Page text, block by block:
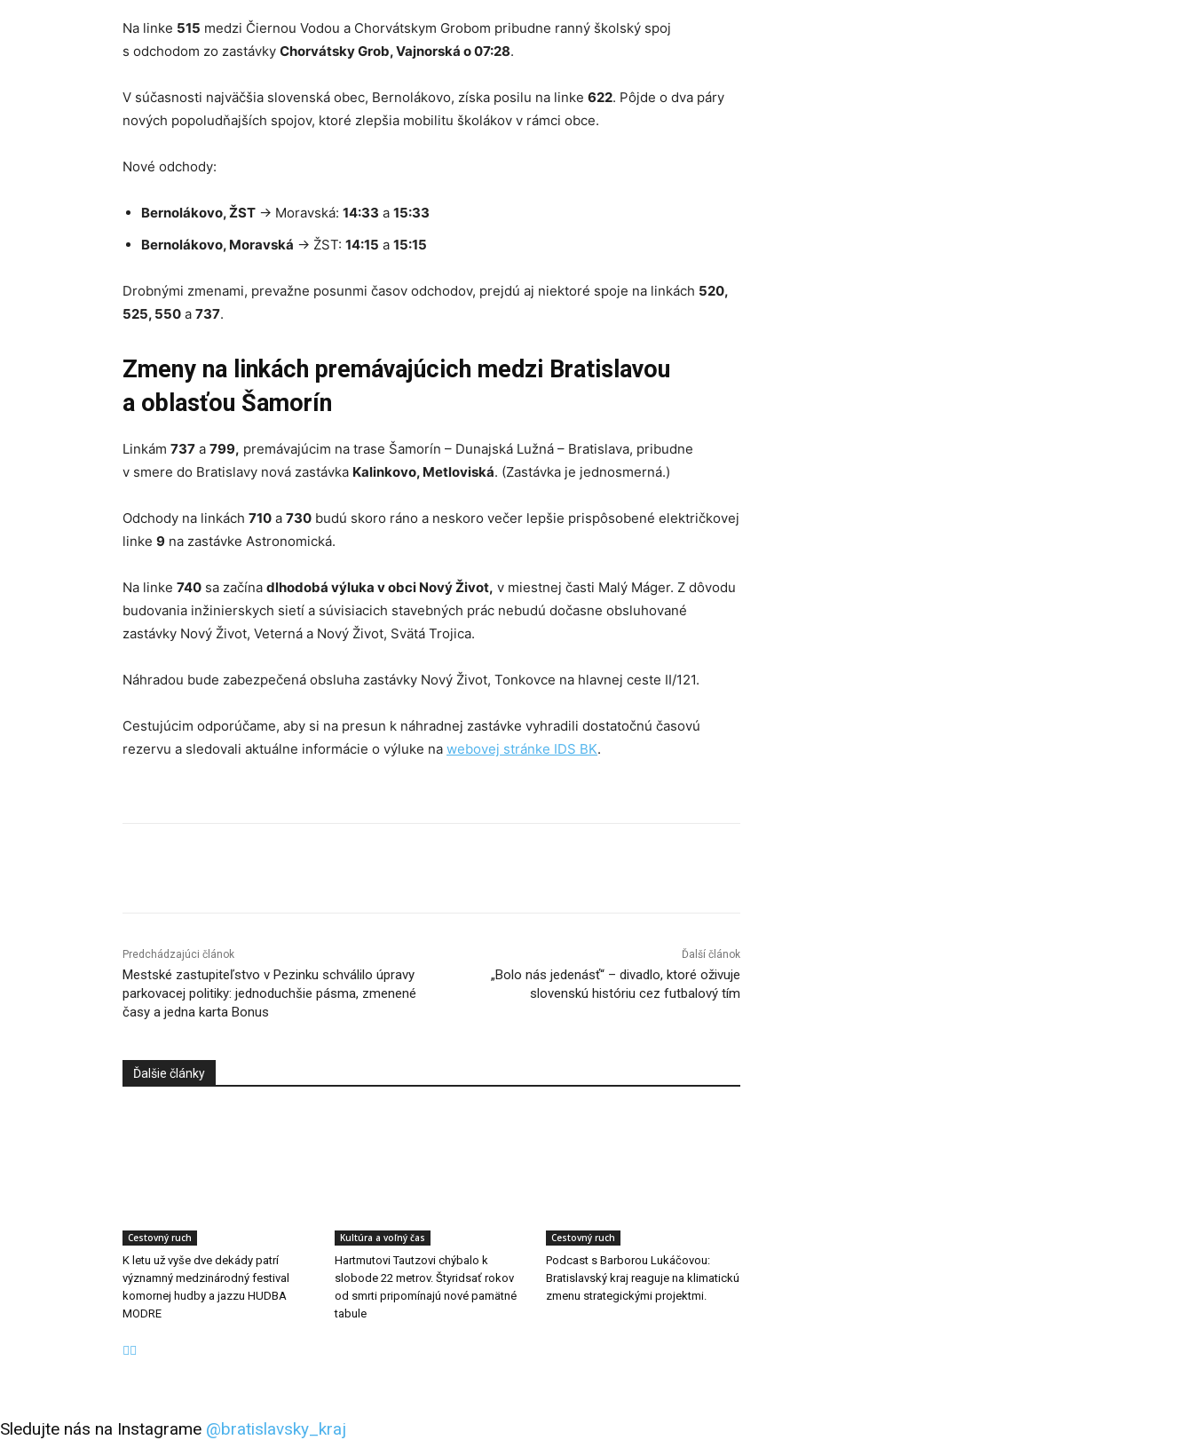
Na linke 515 medzi Čiernou Vodou a Chorvátskym Grobom pribudne ranný školský spoj
s odchodom zo zastávky Chorvátsky Grob, Vajnorská o 07:28.
V súčasnosti najväčšia slovenská obec, Bernolákovo, získa posilu na linke 622. Pôjde o dva páry
nových popoludňajších spojov, ktoré zlepšia mobilitu školákov v rámci obce.
Nové odchody:
Bernolákovo, ŽST → Moravská: 14:33 a 15:33
Bernolákovo, Moravská → ŽST: 14:15 a 15:15
Drobnými zmenami, prevažne posunmi časov odchodov, prejdú aj niektoré spoje na linkách 520,
525, 550 a 737.
Zmeny na linkách premávajúcich medzi Bratislavou
a oblasťou Šamorín
Linkám 737 a 799, premávajúcim na trase Šamorín – Dunajská Lužná – Bratislava, pribudne
v smere do Bratislavy nová zastávka Kalinkovo, Metloviská. (Zastávka je jednosmerná.)
Odchody na linkách 710 a 730 budú skoro ráno a neskoro večer lepšie prispôsobené električkovej
linke 9 na zastávke Astronomická.
Na linke 740 sa začína dlhodobá výluka v obci Nový Život, v miestnej časti Malý Máger. Z dôvodu
budovania inžinierskych sietí a súvisiacich stavebných prác nebudú dočasne obsluhované
zastávky Nový Život, Veterná a Nový Život, Svätá Trojica.
Náhradou bude zabezpečená obsluha zastávky Nový Život, Tonkovce na hlavnej ceste II/121.
Cestujúcim odporúčame, aby si na presun k náhradnej zastávke vyhradili dostatočnú časovú
rezervu a sledovali aktuálne informácie o výluke na webovej stránke IDS BK.
Predchádzajúci článok
Mestské zastupiteľstvo v Pezinku schválilo úpravy
parkovacej politiky: jednoduchšie pásma, zmenené
časy a jedna karta Bonus
Ďalší článok
„Bolo nás jedenásť“ – divadlo, ktoré oživuje
slovenskú históriu cez futbalový tím
Ďalšie články
Cestovný ruch
K letu už vyše dve dekády patrí
významný medzinárodný festival
komornej hudby a jazzu HUDBA
MODRE
Kultúra a voľný čas
Hartmutovi Tautzovi chýbalo k
slobode 22 metrov. Štyridsať rokov
od smrti pripomínajú nové pamätné
tabule
Cestovný ruch
Podcast s Barborou Lukáčovou:
Bratislavský kraj reaguje na klimatickú
zmenu strategickými projektmi.
Sledujte nás na Instagrame @bratislavsky_kraj